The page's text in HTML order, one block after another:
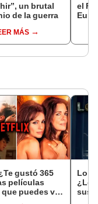
un brutal
de la guerra
MÁS
el
gustó 365
películas
puedes ver
sus